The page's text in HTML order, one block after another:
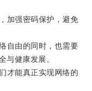
强密码保护，避免
由的同时，也需要
与健康发展。
能真正实现网络的